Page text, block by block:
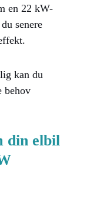
en 22 kW-
senere
kan du
behov
din elbil